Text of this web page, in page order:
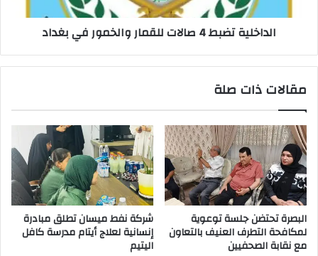
الداخلية تضبط 4 صالات للقمار والخمور في بغداد
مقالات ذات صلة
البصرة تحتضن جلسة توعوية
لمكافحة التطرف العنيف بالتعاون
مع نقابة الصحفيين
شركة نفط ميسان تطلق مبادرة
إنسانية لعلاج أيتام مدرسة كافل
اليتيم